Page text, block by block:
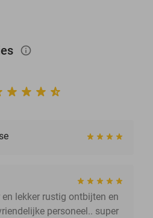
info_outlined
lekker rustig ontbijten en
personeel.. super